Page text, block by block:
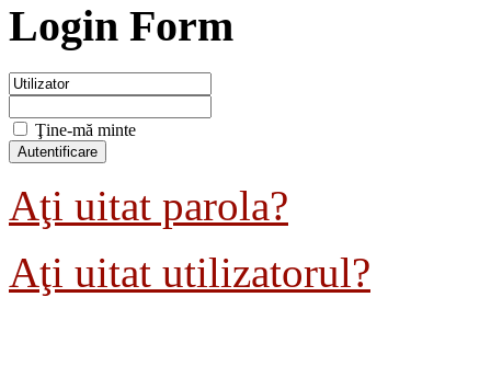
Login Form
Ţine-mă minte
Aţi uitat parola?
Aţi uitat utilizatorul?